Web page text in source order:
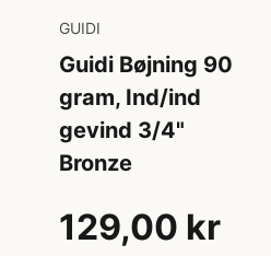
GUIDI
Guidi Bøjning 90
gram, Ind/ind
gevind 3/4"
Bronze
129,00 kr